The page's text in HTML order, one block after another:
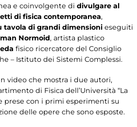
e coinvolgente di divulgare al
di fisica contemporanea,
tavola di grandi dimensioni eseguiti
Normoid, artista plastico
fisico ricercatore del Consiglio
– Istituto dei Sistemi Complessi.
video che mostra i due autori,
di Fisica dell’Università “La
prese con i primi esperimenti su
delle opere che sono esposte.